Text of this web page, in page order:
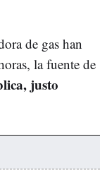
de gas han
la fuente de
justo